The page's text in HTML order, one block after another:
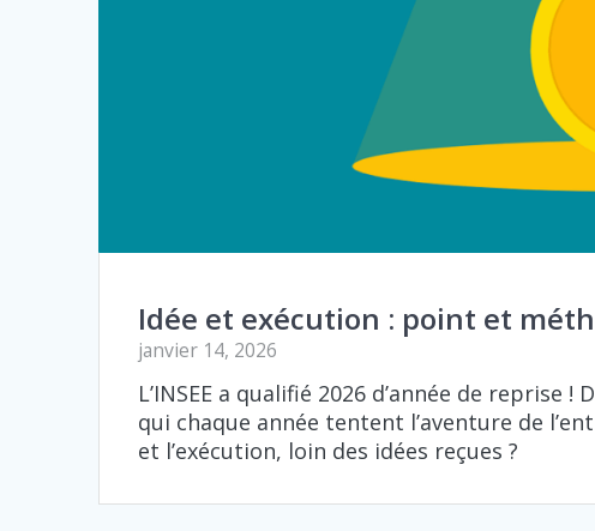
Idée et exécution : point et
janvier 14, 2026
L’INSEE a qualifié 2026 d’année de
qui chaque année tentent l’aventure de
et l’exécution, loin des idées reçues ?